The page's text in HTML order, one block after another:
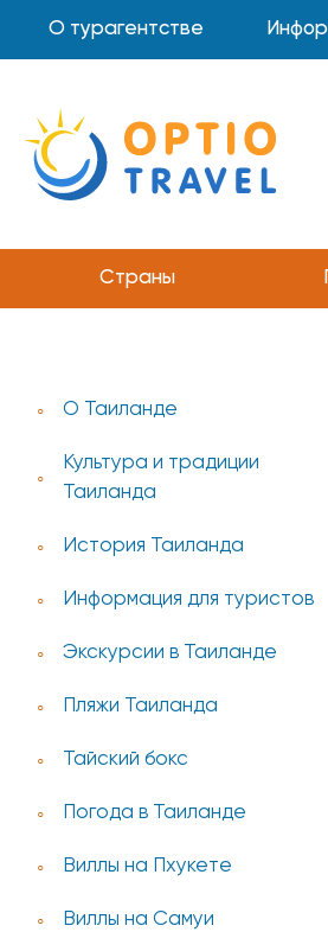
О турагентстве
Страны
О Таиланде
Культура и традиции
Таиланда
История Таиланда
Информация для туристов
Экскурсии в Таиланде
Пляжи Таиланда
Тайский бокс
Погода в Таиланде
Виллы на Пхукете
Виллы на Самуи